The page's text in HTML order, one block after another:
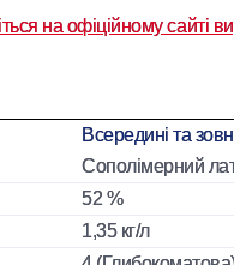
на офіційному сайті
Всередині та
Сополімерний
52 %
1,35 кг/л